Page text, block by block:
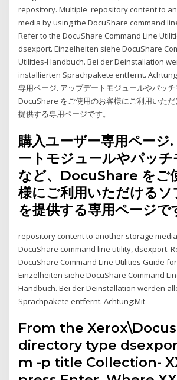
repository. Multiple repository content to
media by using the DocuShare command
Refer to the DocuShare Command Line
dsexport. Einzelheiten siehe DocuShare
Utilities-Handbuch. Bei der Deinstallation
installierten Sprachpakete entfernt.
専用ページ. アップデートモジュールやパッチ
DocuShare をご使用のお客様にご利用いた
提供する専用ページです。
購入ユーザー専用ページ
ートモジュールやパッ
など、DocuShare をご
様にご利用いただけるソ
を提供する専用ページで
repository content to another storage
DocuShare command line utility, dsexport.
DocuShare Command Line Utilities Guide
Einzelheiten siehe DocuShare Command
Handbuch. Bei der Deinstallation werden
Sprachpakete entfernt. Achtung:Mit
From the
directory type
m -p title Collection-